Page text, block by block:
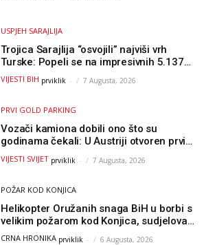
USPJEH SARAJLIJA
Trojica Sarajlija “osvojili” najviši vrh
Turske: Popeli se na impresivnih 5.137
metara
VIJESTI BIH prviklik - 7 Augusta, 2026
PRVI GOLD PARKING
Vozači kamiona dobili ono što su
godinama čekali: U Austriji otvoren prvi
GOLD sigurni parking
VIJESTI SVIJET prviklik - 7 Augusta, 2026
POŽAR KOD KONJICA
Helikopter Oružanih snaga BiH u borbi s
velikim požarom kod Konjica, sudjelovao
i Air Tractor
CRNA HRONIKA prviklik - 6 Augusta, 2026